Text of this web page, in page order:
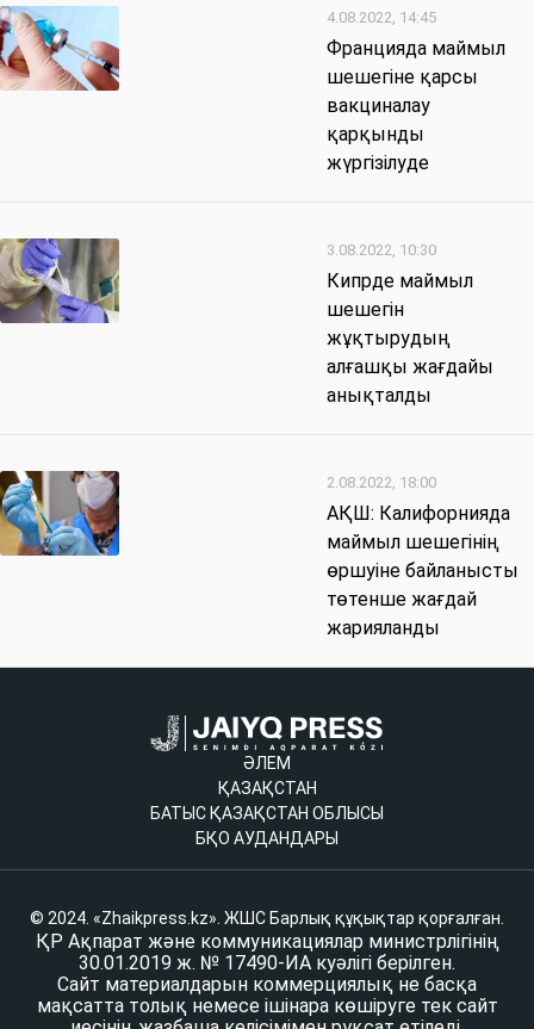
4.08.2022, 14:45
Францияда маймыл
шешегіне қарсы
вакциналау
қарқынды
жүргізілуде
3.08.2022, 10:30
Кипрде маймыл
шешегін
жұқтырудың
алғашқы жағдайы
анықталды
2.08.2022, 18:00
АҚШ: Калифорнияда
маймыл шешегінің
өршуіне байланысты
төтенше жағдай
жарияланды
ӘЛЕМ
ҚАЗАҚСТАН
БАТЫС ҚАЗАҚСТАН ОБЛЫСЫ
БҚО АУДАНДАРЫ
© 2024. «Zhaikpress.kz». ЖШС Барлық құқықтар қорғалған.
ҚР Ақпарат және коммуникациялар министрлігінің
30.01.2019 ж. № 17490-ИА куәлігі берілген.
Сайт материалдарын коммерциялық не басқа
мақсатта толық немесе ішінара көшіруге тек сайт